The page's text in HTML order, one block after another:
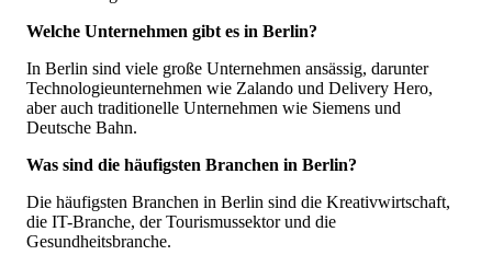
Welche Unternehmen gibt es in Berlin?
In Berlin sind viele große Unternehmen ansässig, darunter
Technologieunternehmen wie Zalando und Delivery Hero,
aber auch traditionelle Unternehmen wie Siemens und
Deutsche Bahn.
Was sind die häufigsten Branchen in Berlin?
Die häufigsten Branchen in Berlin sind die Kreativwirtschaft,
die IT-Branche, der Tourismussektor und die
Gesundheitsbranche.